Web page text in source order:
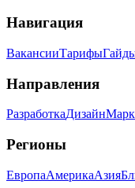
Навигация
ВакансииТарифы
Направления
РазработкаДизайн
Регионы
ЕвропаАмерикаАзия